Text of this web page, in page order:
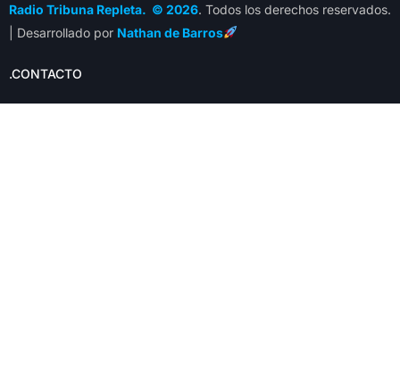
Radio Tribuna Repleta. © 2026. Todos los derechos reservados.
| Desarrollado por Nathan de Barros
.CONTACTO